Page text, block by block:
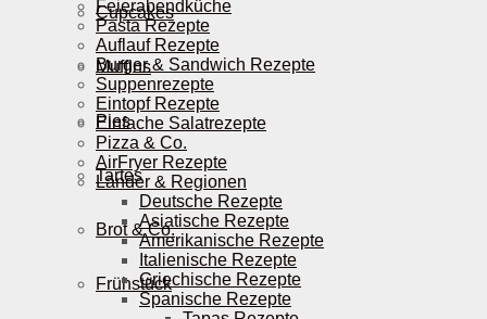
Cupcakes
Muffins
Pies
Tartes
Brot & Co.
Frühstück
Feierabendküche
Pasta Rezepte
Auflauf Rezepte
Burger & Sandwich Rezepte
Suppenrezepte
Eintopf Rezepte
Einfache Salatrezepte
Pizza & Co.
AirFryer Rezepte
Länder & Regionen
Deutsche Rezepte
Asiatische Rezepte
Amerikanische Rezepte
Italienische Rezepte
Griechische Rezepte
Spanische Rezepte